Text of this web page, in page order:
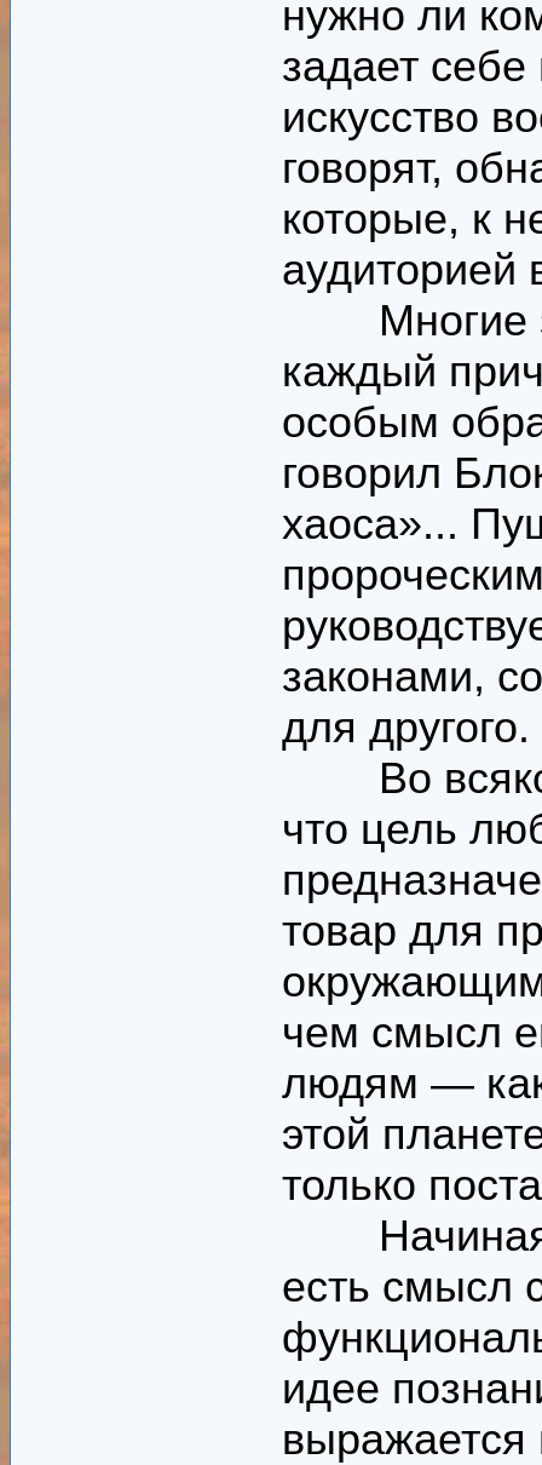
нужно ли
задает себе
искусство
говорят,
которые, к
аудиторией
Многие
каждый
особым
говорил
хаоса»...
законами,
для другого.
Во
что цель
товар для
чем смысл
людям —
этой
только
Начиная
есть смысл
идее
выражается